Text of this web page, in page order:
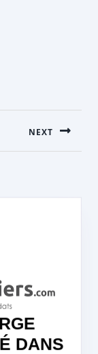
NEXT
DANS